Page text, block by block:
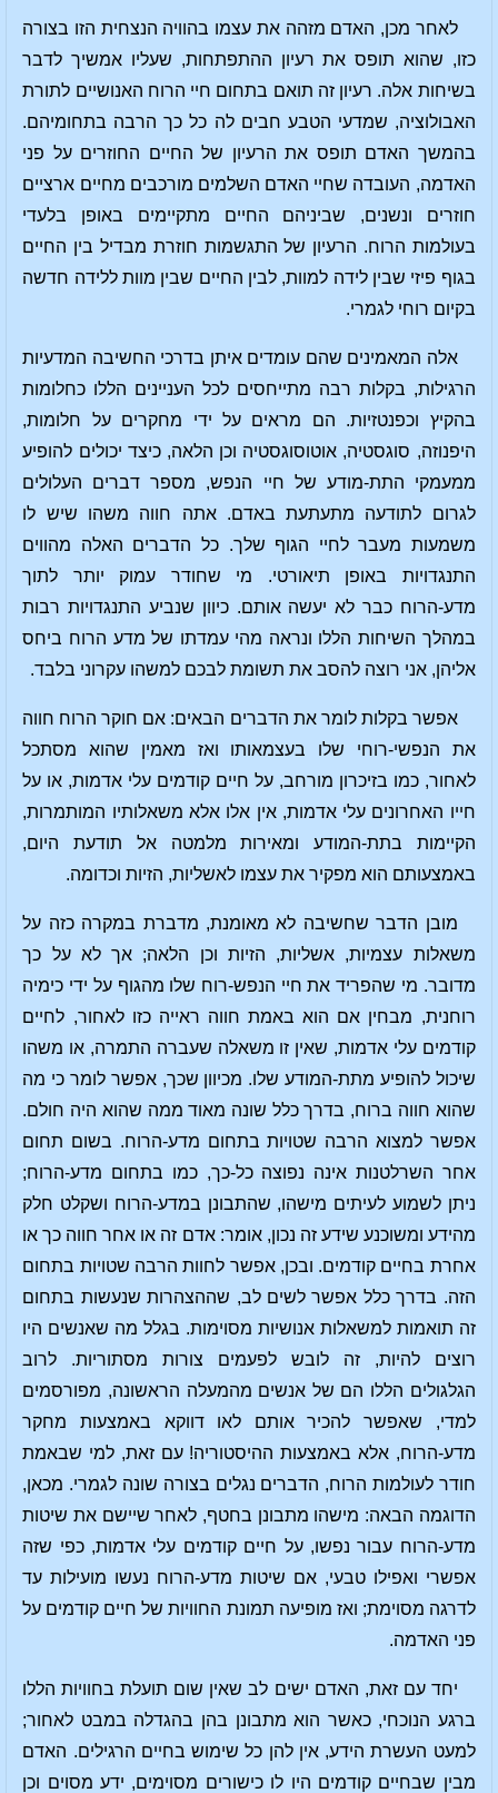
לאחר מכן, האדם מזהה את עצמו בהוויה הנצחית הזו בצורה
כזו, שהוא תופס את רעיון ההתפתחות, שעליו אמשיך לדבר
בשיחות אלה. רעיון זה תואם בתחום חיי הרוח האנושיים לתורת
האבולוציה, שמדעי הטבע חבים לה כל כך הרבה בתחומיהם.
בהמשך האדם תופס את הרעיון של החיים החוזרים על פני
האדמה, העובדה שחיי האדם השלמים מורכבים מחיים ארציים
חוזרים ונשנים, שביניהם החיים מתקיימים באופן בלעדי
בעולמות הרוח. הרעיון של התגשמות חוזרת מבדיל בין החיים
בגוף פיזי שבין לידה למוות, לבין החיים שבין מוות ללידה חדשה
בקיום רוחי לגמרי.
אלה המאמינים שהם עומדים איתן בדרכי החשיבה המדעיות
הרגילות, בקלות רבה מתייחסים לכל העניינים הללו כחלומות
בהקיץ וכפנטזיות. הם מראים על ידי מחקרים על חלומות,
היפנוזה, סוגסטיה, אוטוסוגסטיה וכן הלאה, כיצד יכולים להופיע
ממעמקי התת-מודע של חיי הנפש, מספר דברים העלולים
לגרום לתודעה מתעתעת באדם. אתה חווה משהו שיש לו
משמעות מעבר לחיי הגוף שלך. כל הדברים האלה מהווים
התנגדויות באופן תיאורטי. מי שחודר עמוק יותר לתוך
מדע-הרוח כבר לא יעשה אותם. כיוון שנביע התנגדויות רבות
במהלך השיחות הללו ונראה מהי עמדתו של מדע הרוח ביחס
אליהן, אני רוצה להסב את תשומת לבכם למשהו עקרוני בלבד.
אפשר בקלות לומר את הדברים הבאים: אם חוקר הרוח חווה
את הנפשי-רוחי שלו בעצמאותו ואז מאמין שהוא מסתכל
לאחור, כמו בזיכרון מורחב, על חיים קודמים עלי אדמות, או על
חייו האחרונים עלי אדמות, אין אלו אלא משאלותיו המותמרות,
הקיימות בתת-המודע ומאירות מלמטה אל תודעת היום,
באמצעותם הוא מפקיר את עצמו לאשליות, הזיות וכדומה.
מובן הדבר שחשיבה לא מאומנת, מדברת במקרה כזה על
משאלות עצמיות, אשליות, הזיות וכן הלאה; אך לא על כך
מדובר. מי שהפריד את חיי הנפש-רוח שלו מהגוף על ידי כימיה
רוחנית, מבחין אם הוא באמת חווה ראייה כזו לאחור, לחיים
קודמים עלי אדמות, שאין זו משאלה שעברה התמרה, או משהו
שיכול להופיע מתת-המודע שלו. מכיוון שכך, אפשר לומר כי מה
שהוא חווה ברוח, בדרך כלל שונה מאוד ממה שהוא היה חולם.
אפשר למצוא הרבה שטויות בתחום מדע-הרוח. בשום תחום
אחר השרלטנות אינה נפוצה כל-כך, כמו בתחום מדע-הרוח;
ניתן לשמוע לעיתים מישהו, שהתבונן במדע-הרוח ושקלט חלק
מהידע ומשוכנע שידע זה נכון, אומר: אדם זה או אחר חווה כך או
אחרת בחיים קודמים. ובכן, אפשר לחוות הרבה שטויות בתחום
הזה. בדרך כלל אפשר לשים לב, שההצהרות שנעשות בתחום
זה תואמות למשאלות אנושיות מסוימות. בגלל מה שאנשים היו
רוצים להיות, זה לובש לפעמים צורות מסתוריות. לרוב
הגלגולים הללו הם של אנשים מהמעלה הראשונה, מפורסמים
למדי, שאפשר להכיר אותם לאו דווקא באמצעות מחקר
מדע-הרוח, אלא באמצעות ההיסטוריה! עם זאת, למי שבאמת
חודר לעולמות הרוח, הדברים נגלים בצורה שונה לגמרי. מכאן,
הדוגמה הבאה: מישהו מתבונן בחטף, לאחר שיישם את שיטות
מדע-הרוח עבור נפשו, על חיים קודמים עלי אדמות, כפי שזה
אפשרי ואפילו טבעי, אם שיטות מדע-הרוח נעשו מועילות עד
לדרגה מסוימת; ואז מופיעה תמונת החוויות של חיים קודמים על
פני האדמה.
יחד עם זאת, האדם ישים לב שאין שום תועלת בחוויות הללו
ברגע הנוכחי, כאשר הוא מתבונן בהן בהגדלה במבט לאחור;
למעט העשרת הידע, אין להן כל שימוש בחיים הרגילים. האדם
מבין שבחיים קודמים היו לו כישורים מסוימים, ידע מסוים וכן